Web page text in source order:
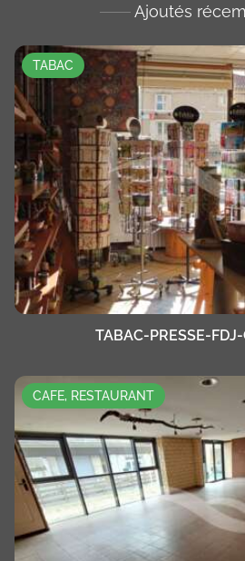
Ajoutés
TABAC
TABAC-PRESSE-
CAFE, RESTAURANT